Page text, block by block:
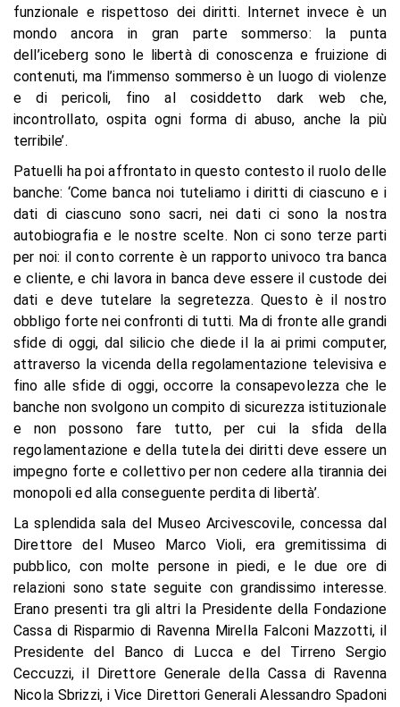
funzionale e rispettoso dei diritti. Internet invece è un
mondo ancora in gran parte sommerso: la punta
dell’iceberg sono le libertà di conoscenza e fruizione di
contenuti, ma l’immenso sommerso è un luogo di violenze
e di pericoli, fino al cosiddetto dark web che,
incontrollato, ospita ogni forma di abuso, anche la più
terribile’.
Patuelli ha poi affrontato in questo contesto il ruolo delle
banche: ‘Come banca noi tuteliamo i diritti di ciascuno e i
dati di ciascuno sono sacri, nei dati ci sono la nostra
autobiografia e le nostre scelte. Non ci sono terze parti
per noi: il conto corrente è un rapporto univoco tra banca
e cliente, e chi lavora in banca deve essere il custode dei
dati e deve tutelare la segretezza. Questo è il nostro
obbligo forte nei confronti di tutti. Ma di fronte alle grandi
sfide di oggi, dal silicio che diede il la ai primi computer,
attraverso la vicenda della regolamentazione televisiva e
fino alle sfide di oggi, occorre la consapevolezza che le
banche non svolgono un compito di sicurezza istituzionale
e non possono fare tutto, per cui la sfida della
regolamentazione e della tutela dei diritti deve essere un
impegno forte e collettivo per non cedere alla tirannia dei
monopoli ed alla conseguente perdita di libertà’.
La splendida sala del Museo Arcivescovile, concessa dal
Direttore del Museo Marco Violi, era gremitissima di
pubblico, con molte persone in piedi, e le due ore di
relazioni sono state seguite con grandissimo interesse.
Erano presenti tra gli altri la Presidente della Fondazione
Cassa di Risparmio di Ravenna Mirella Falconi Mazzotti, il
Presidente del Banco di Lucca e del Tirreno Sergio
Ceccuzzi, il Direttore Generale della Cassa di Ravenna
Nicola Sbrizzi, i Vice Direttori Generali Alessandro Spadoni